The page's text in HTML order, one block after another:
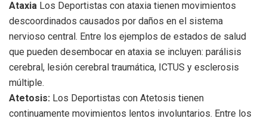
Ataxia Los Deportistas con ataxia tienen movimientos
descoordinados causados por daños en el sistema
nervioso central. Entre los ejemplos de estados de salud
que pueden desembocar en ataxia se incluyen: parálisis
cerebral, lesión cerebral traumática, ICTUS y esclerosis
múltiple.
Atetosis: Los Deportistas con Atetosis tienen
continuamente movimientos lentos involuntarios. Entre los